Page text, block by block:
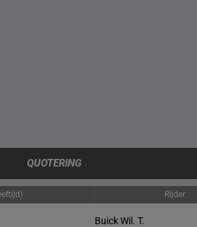
QUOTERING
Rijder
Buick Wil. T.